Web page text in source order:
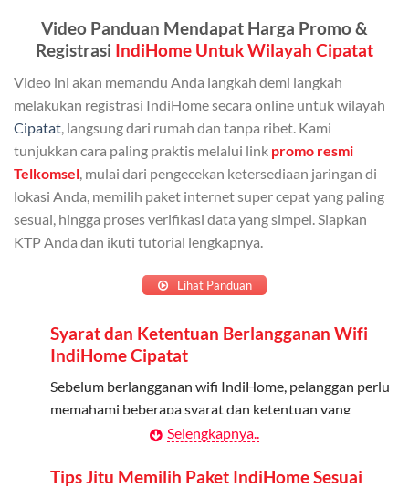
Admin (pelanggan utama) dan anggota yang terdaftar.
Admin dapat mendaftarkan hingga 5 anggota
keluarga atau teman untuk menggunakan kuota ini.
Berlaku Nasional
Kuota keluarga bisa digunakan di seluruh Indonesia
untuk jaringan 2G, 3G, dan 4G.
Kuota ini hanya bisa digunakan di dalam negeri.
Cara Menggunakan Kuota Keluarga
Daftarkan Anggota: Admin dapat mendaftarkan anggota
melalui aplikasi MyTelkomsel atau website Telkomsel One.
Bagikan Kuota: Setelah terdaftar, anggota bisa langsung
Video Panduan Mendapat Harga Promo &
Registrasi IndiHome Untuk Wilayah Cipatat
Video ini akan memandu Anda langkah demi langkah
melakukan registrasi IndiHome secara online untuk wilayah
Cipatat , langsung dari rumah dan tanpa ribet. Kami
tunjukkan cara paling praktis melalui link promo resmi
Telkomsel , mulai dari pengecekan ketersediaan jaringan di
lokasi Anda, memilih paket internet super cepat yang paling
sesuai, hingga proses verifikasi data yang simpel. Siapkan
KTP Anda dan ikuti tutorial lengkapnya.
Lihat Panduan
Syarat dan Ketentuan Berlangganan Wifi
IndiHome Cipatat
Sebelum berlangganan wifi IndiHome, pelanggan perlu
memahami beberapa syarat dan ketentuan yang
Kontrak Berlangganan
Selengkapnya..
Tips Jitu Memilih Paket IndiHome Sesuai